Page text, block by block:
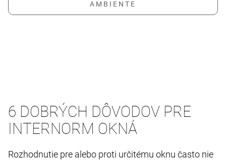
6 DOBRÝCH DÔVODOV PRE
INTERNORM OKNÁ
Rozhodnutie pre alebo proti určitému oknu často nie